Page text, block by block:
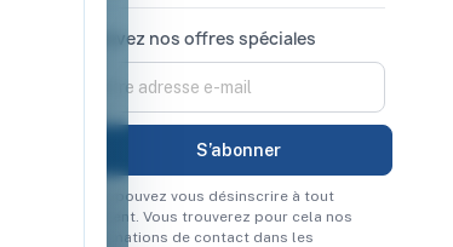
Recevez nos offres spéciales
Vous pouvez vous désinscrire à tout
moment. Vous trouverez pour cela nos
informations de contact dans les